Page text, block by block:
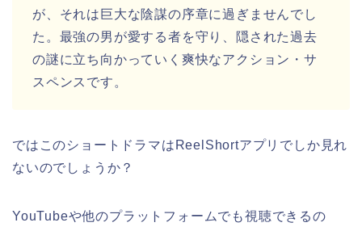
が、それは巨大な陰謀の序章に過ぎませんでし
た。最強の男が愛する者を守り、隠された過去
の謎に立ち向かっていく爽快なアクション・サ
スペンスです。
ではこのショートドラマはReelShortアプリでしか見れ
ないのでしょうか？
YouTubeや他のプラットフォームでも視聴できるの